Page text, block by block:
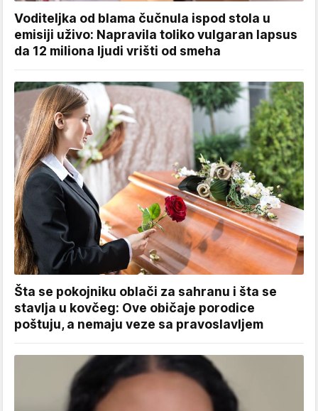
Voditeljka od blama čučnula ispod stola u
emisiji uživo: Napravila toliko vulgaran lapsus
da 12 miliona ljudi vrišti od smeha
Šta se pokojniku oblači za sahranu i šta se
stavlja u kovčeg: Ove običaje porodice
poštuju, a nemaju veze sa pravoslavljem